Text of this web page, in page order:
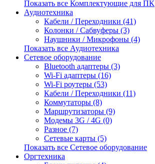
Показать все Комплектующие для ПК
Аудиотехника
Кабели / Переходники (41)
Колонки / Сабвуферы (3)
Наушники / Микрофоны (4)
Показать все Аудиотехника
Сетевое оборудование
Bluetooth адаптеры (3)
Wi-Fi адаптеры (16)
Wi-Fi роутеры (53)
Кабели / Переходники (11)
Коммутаторы (8)
Маршрутизаторы (9)
Модемы 3G / 4G (0)
Разное (7)
Сетевые карты (5)
Показать все Сетевое оборудование
Оргтехника